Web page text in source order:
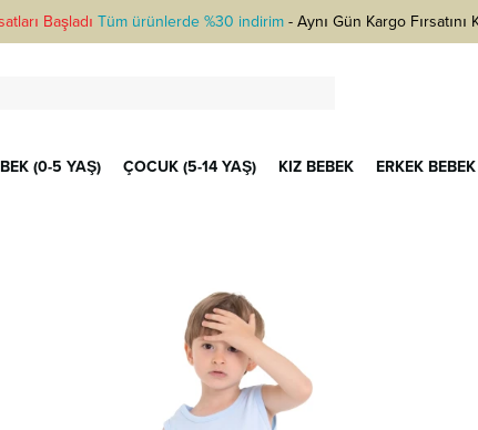
Başladı Tüm ürünlerde %30 indirim- Aynı Gün Kargo Fırsatını
(0-5 YAŞ) ÇOCUK (5-14 YAŞ) KIZ BEBEK ERKEK BEBEK